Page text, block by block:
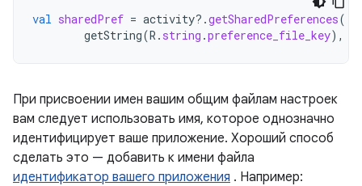
val sharedPref = activity?.getSharedPreferences(
getString(R . string .preference_file_key),
При присвоении имен вашим общим файлам настроек
вам следует использовать имя, которое однозначно
идентифицирует ваше приложение. Хороший способ
сделать это — добавить к имени файла
идентификатор вашего приложения . Например: